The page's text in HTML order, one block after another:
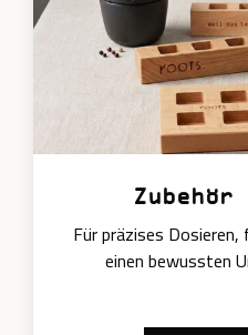
Zubehör
Für präzises
einen bewussten